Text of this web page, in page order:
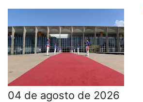
04 de agosto de 2026